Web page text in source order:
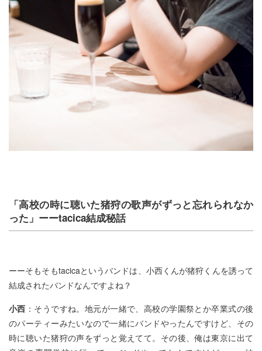
「高校の時に聴いた猪狩の歌声がずっと忘れられなか
った」ーーtacica結成秘話
ーーそもそもtacicaというバンドは、小西くんが猪狩くんを誘って
結成されたバンドなんですよね？
小西 ：そうですね。地元が一緒で、高校の学園祭とか卒業式の後
のパーティーみたいなので一緒にバンドやったんですけど、その
時に聴いた猪狩の声をずっと覚えてて。その後、俺は東京に出て